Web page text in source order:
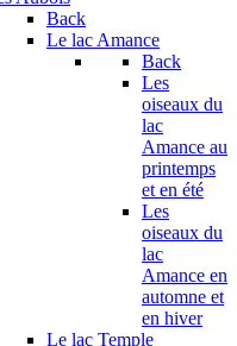
Back
Le lac Amance
Back
Les
oiseaux du
lac
Amance au
printemps
et en été
Les
oiseaux du
lac
Amance en
automne et
en hiver
Le lac Temple